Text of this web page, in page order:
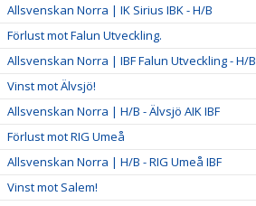
Allsvenskan Norra | IK Sirius IBK - H/B
Förlust mot Falun Utveckling.
Allsvenskan Norra | IBF Falun Utveckling - H/B
Vinst mot Älvsjö!
Allsvenskan Norra | H/B - Älvsjö AIK IBF
Förlust mot RIG Umeå
Allsvenskan Norra | H/B - RIG Umeå IBF
Vinst mot Salem!